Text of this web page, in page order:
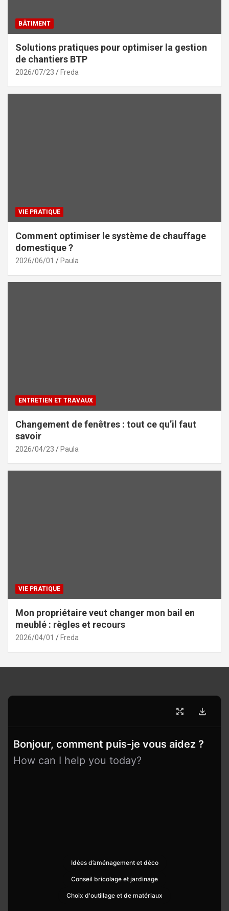
BÂTIMENT
Solutions pratiques pour optimiser la gestion
de chantiers BTP
2026/07/23 Freda
VIE PRATIQUE
Comment optimiser le système de chauffage
domestique ?
2026/06/01 Paula
ENTRETIEN ET TRAVAUX
Changement de fenêtres : tout ce qu’il faut
savoir
2026/04/23 Paula
VIE PRATIQUE
Mon propriétaire veut changer mon bail en
meublé : règles et recours
2026/04/01 Freda
Bonjour, comment puis-je vous aidez ?
How can I help you today?
Idées d’aménagement et déco
Conseil bricolage et jardinage
Choix d'outillage et de matériaux